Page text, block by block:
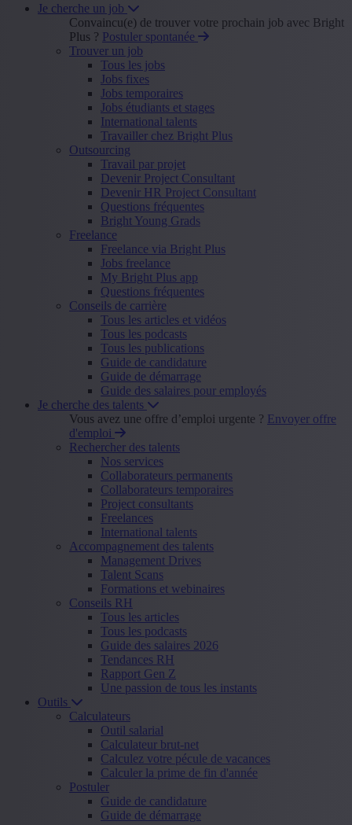
Je cherche un job
Convaincu(e) de trouver votre prochain job avec Bright
Plus ? Postuler spontanée
Trouver un job
Tous les jobs
Jobs fixes
Jobs temporaires
Jobs étudiants et stages
International talents
Travailler chez Bright Plus
Outsourcing
Travail par projet
Devenir Project Consultant
Devenir HR Project Consultant
Questions fréquentes
Bright Young Grads
Freelance
Freelance via Bright Plus
Jobs freelance
My Bright Plus app
Questions fréquentes
Conseils de carrière
Tous les articles et vidéos
Tous les podcasts
Tous les publications
Guide de candidature
Guide de démarrage
Guide des salaires pour employés
Je cherche des talents
Vous avez une offre d’emploi urgente ? Envoyer offre
d'emploi
Rechercher des talents
Nos services
Collaborateurs permanents
Collaborateurs temporaires
Project consultants
Freelances
International talents
Accompagnement des talents
Management Drives
Talent Scans
Formations et webinaires
Conseils RH
Tous les articles
Tous les podcasts
Guide des salaires 2026
Tendances RH
Rapport Gen Z
Une passion de tous les instants
Outils
Calculateurs
Outil salarial
Calculateur brut-net
Calculez votre pécule de vacances
Calculer la prime de fin d'année
Postuler
Guide de candidature
Guide de démarrage